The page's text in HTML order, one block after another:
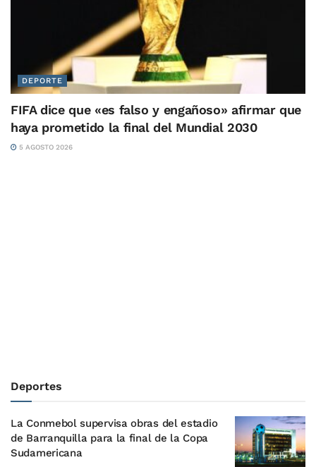
DEPORTE
FIFA dice que «es falso y engañoso» afirmar que
haya prometido la final del Mundial 2030
5 AGOSTO 2026
Deportes
La Conmebol supervisa obras del estadio
de Barranquilla para la final de la Copa
Sudamericana